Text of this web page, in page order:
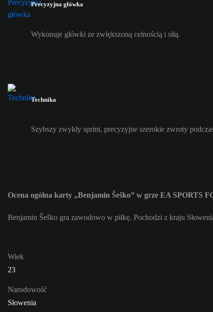
Precyzyjna główka
Wykonuje główki ze zwiększoną celnością i siłą.
Technika
Szybszy zwykły sprint, precyzyjne szerokie zwroty
Ocena ogólna karty „Benjamin Šeško” w grze EA SPORTS
Benjamin Šeško gra zawodowo w piłkę. Pochodzi z kraju
Wiek
23
Narodowość
Słowenia